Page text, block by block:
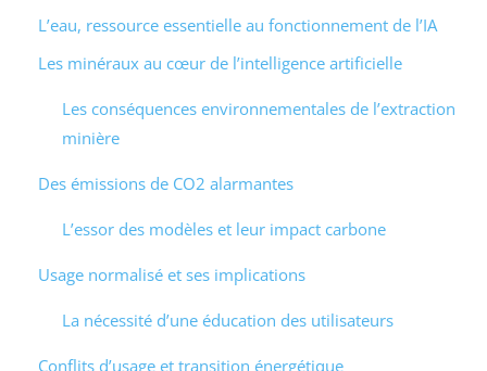
L’eau, ressource essentielle au fonctionnement de l’IA
Les minéraux au cœur de l’intelligence artificielle
Les conséquences environnementales de l’extraction
minière
Des émissions de CO2 alarmantes
L’essor des modèles et leur impact carbone
Usage normalisé et ses implications
La nécessité d’une éducation des utilisateurs
Conflits d’usage et transition énergétique